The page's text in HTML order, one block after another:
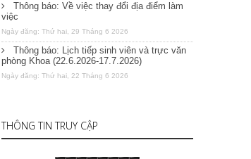
Thông báo: Về việc thay đổi địa điểm làm
việc
Ngày đăng: Thứ hai, 29 Tháng 6 2026
Thông báo: Lịch tiếp sinh viên và trực văn
phòng Khoa (22.6.2026-17.7.2026)
Ngày đăng: Thứ hai, 22 Tháng 6 2026
THÔNG TIN TRUY CẬP